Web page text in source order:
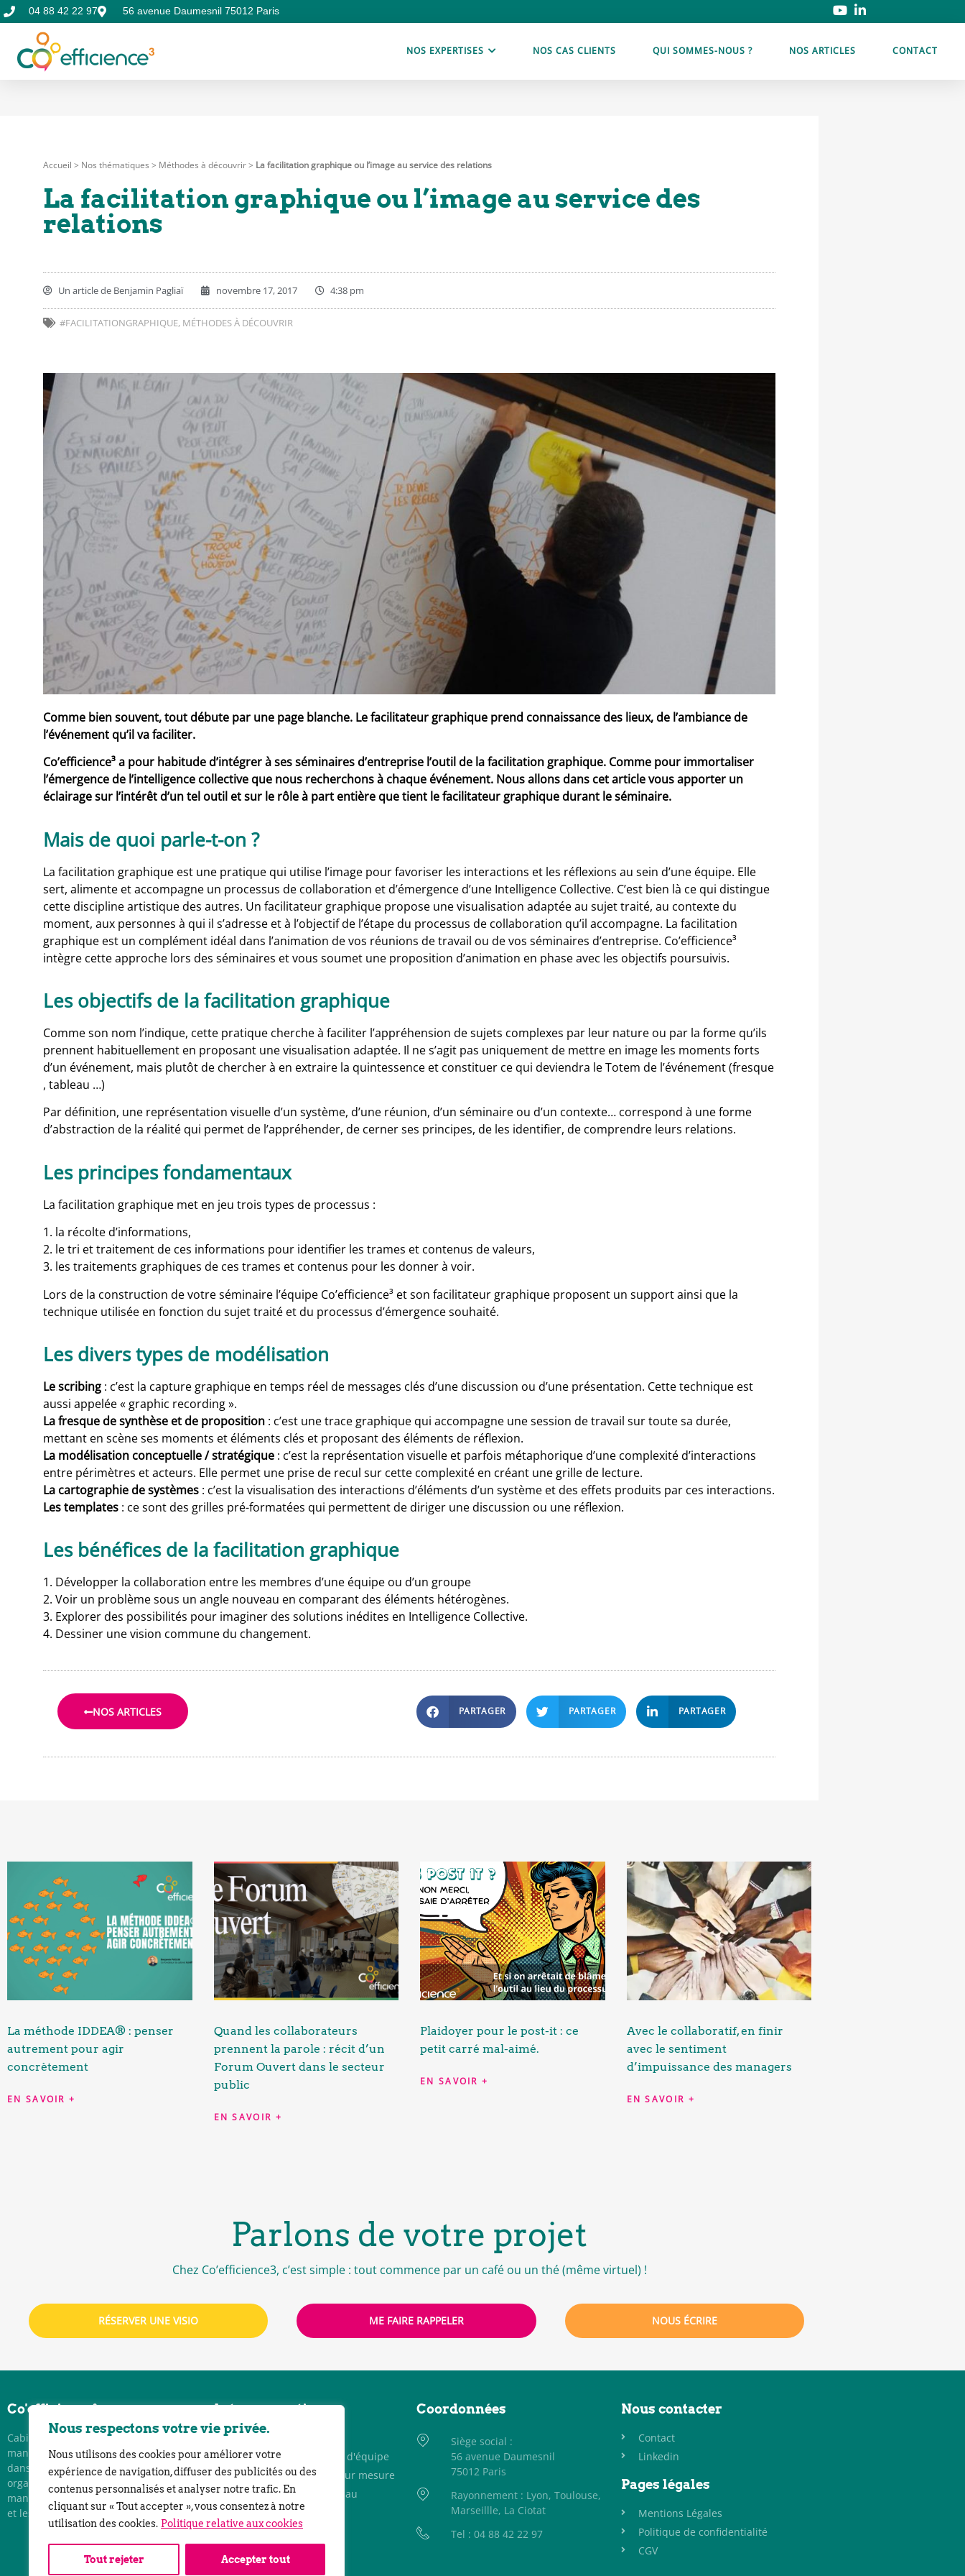
Nous respectons votre vie privée.
Nous utilisons des cookies pour améliorer votre
expérience de navigation, diffuser des publicités ou des
contenus personnalisés et analyser notre trafic. En
cliquant sur « Tout accepter », vous consentez à notre
utilisation des cookies. Politique relative aux cookies
Tout rejeter Accepter tout
04 88 42 22 97 56 avenue Daumesnil 75012 Paris
NOS EXPERTISES NOS CAS CLIENTS QUI SOMMES-NOUS ? NOS ARTICLES CONTACT
Accueil > Nos thématiques > Méthodes à découvrir> La facilitation graphique ou l’image au service des relations
La facilitation graphique ou l’image au service des
relations
Un article de Benjamin Pagliaï novembre 17, 2017 4:38 pm
#FACILITATIONGRAPHIQUE, MÉTHODES À DÉCOUVRIR
Comme bien souvent, tout débute par une page blanche. Le facilitateur graphique prend connaissance des lieux, de l’ambiance de
l’événement qu’il va faciliter.
Co’efficience³ a pour habitude d’intégrer à ses séminaires d’entreprise l’outil de la facilitation graphique. Comme pour immortaliser
l’émergence de l’intelligence collective que nous recherchons à chaque événement. Nous allons dans cet article vous apporter un
éclairage sur l’intérêt d’un tel outil et sur le rôle à part entière que tient le facilitateur graphique durant le séminaire.
Mais de quoi parle-t-on ?
La facilitation graphique est une pratique qui utilise l’image pour favoriser les interactions et les réflexions au sein d’une équipe. Elle
sert, alimente et accompagne un processus de collaboration et d’émergence d’une Intelligence Collective. C’est bien là ce qui distingue
cette discipline artistique des autres. Un facilitateur graphique propose une visualisation adaptée au sujet traité, au contexte du
moment, aux personnes à qui il s’adresse et à l’objectif de l’étape du processus de collaboration qu’il accompagne. La facilitation
graphique est un complément idéal dans l’animation de vos réunions de travail ou de vos séminaires d’entreprise. Co’efficience³
intègre cette approche lors des séminaires et vous soumet une proposition d’animation en phase avec les objectifs poursuivis.
Les objectifs de la facilitation graphique
Comme son nom l’indique, cette pratique cherche à faciliter l’appréhension de sujets complexes par leur nature ou par la forme qu’ils
prennent habituellement en proposant une visualisation adaptée. Il ne s’agit pas uniquement de mettre en image les moments forts
d’un événement, mais plutôt de chercher à en extraire la quintessence et constituer ce qui deviendra le Totem de l’événement (fresque
, tableau …)
Par définition, une représentation visuelle d’un système, d’une réunion, d’un séminaire ou d’un contexte… correspond à une forme
d’abstraction de la réalité qui permet de l’appréhender, de cerner ses principes, de les identifier, de comprendre leurs relations.
Les principes fondamentaux
La facilitation graphique met en jeu trois types de processus :
1. la récolte d’informations,
2. le tri et traitement de ces informations pour identifier les trames et contenus de valeurs,
3. les traitements graphiques de ces trames et contenus pour les donner à voir.
Lors de la construction de votre séminaire l’équipe Co’efficience³ et son facilitateur graphique proposent un support ainsi que la
technique utilisée en fonction du sujet traité et du processus d’émergence souhaité.
Les divers types de modélisation
Le scribing : c’est la capture graphique en temps réel de messages clés d’une discussion ou d’une présentation. Cette technique est
aussi appelée « graphic recording ».
La fresque de synthèse et de proposition : c’est une trace graphique qui accompagne une session de travail sur toute sa durée,
mettant en scène ses moments et éléments clés et proposant des éléments de réflexion.
La modélisation conceptuelle / stratégique : c’est la représentation visuelle et parfois métaphorique d’une complexité d’interactions
entre périmètres et acteurs. Elle permet une prise de recul sur cette complexité en créant une grille de lecture.
La cartographie de systèmes : c’est la visualisation des interactions d’éléments d’un système et des effets produits par ces interactions.
Les templates : ce sont des grilles pré-formatées qui permettent de diriger une discussion ou une réflexion.
Les bénéfices de la facilitation graphique
1. Développer la collaboration entre les membres d’une équipe ou d’un groupe
2. Voir un problème sous un angle nouveau en comparant des éléments hétérogènes.
3. Explorer des possibilités pour imaginer des solutions inédites en Intelligence Collective.
4. Dessiner une vision commune du changement.
NOS ARTICLES PARTAGER PARTAGER PARTAGER
La méthode IDDEA® : penser
autrement pour agir
concrètement
EN SAVOIR +
Quand les collaborateurs
prennent la parole : récit d’un
Forum Ouvert dans le secteur
public
EN SAVOIR +
Plaidoyer pour le post-it : ce
petit carré mal-aimé.
EN SAVOIR +
Avec le collaboratif, en finir
avec le sentiment
d’impuissance des managers
EN SAVOIR +
Parlons de votre projet
Chez Co’efficience3, c’est simple : tout commence par un café ou un thé (même virtuel) !
RÉSERVER UNE VISIO ME FAIRE RAPPELER NOUS ÉCRIRE
Co'efficience³
Cabinet de conseil en stratégie,
management et innovation spécialisé
dans la transformation
organisationnelle, culturelle et
managériale par l’intelligence collective
et les démarches collaboratives.
Autres expertises
Notre méthode IDDEA
Séminaires de cohésion d'équipe
Parcours de formation sur mesure
Lancer son projet grâce au
séminaire kick off
Everything DISC
Coordonnées
Siège social :
56 avenue Daumesnil
75012 Paris
Rayonnement : Lyon, Toulouse,
Marseillle, La Ciotat
Tel : 04 88 42 22 97
Nous contacter
Contact
Linkedin
Pages légales
Mentions Légales
Politique de confidentialité
CGV